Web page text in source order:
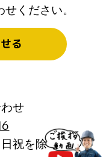
ください。
る
せ
祝を除く）